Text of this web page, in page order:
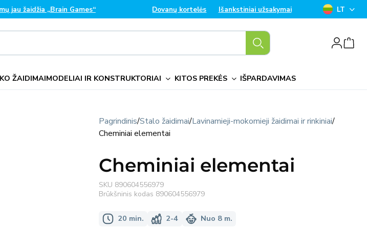
jau žaidžia „Brain Games“ Dovanų kortelės Išankstiniai užsakymai
KLT
Prisijungti
ŽAIDIMAIMODELIAI IR KONSTRUKTORIAI KITOS PREKĖS IŠPARDAVIMAS
Pagrindinis/Stalo žaidimai/Lavinamieji-mokomieji žaidimai ir rinkiniai/
Cheminiai elementai
Cheminiai elementai
SKU 890604556979
Brūkšninis kodas 890604556979
20 min. 2-4 Nuo 8 m.